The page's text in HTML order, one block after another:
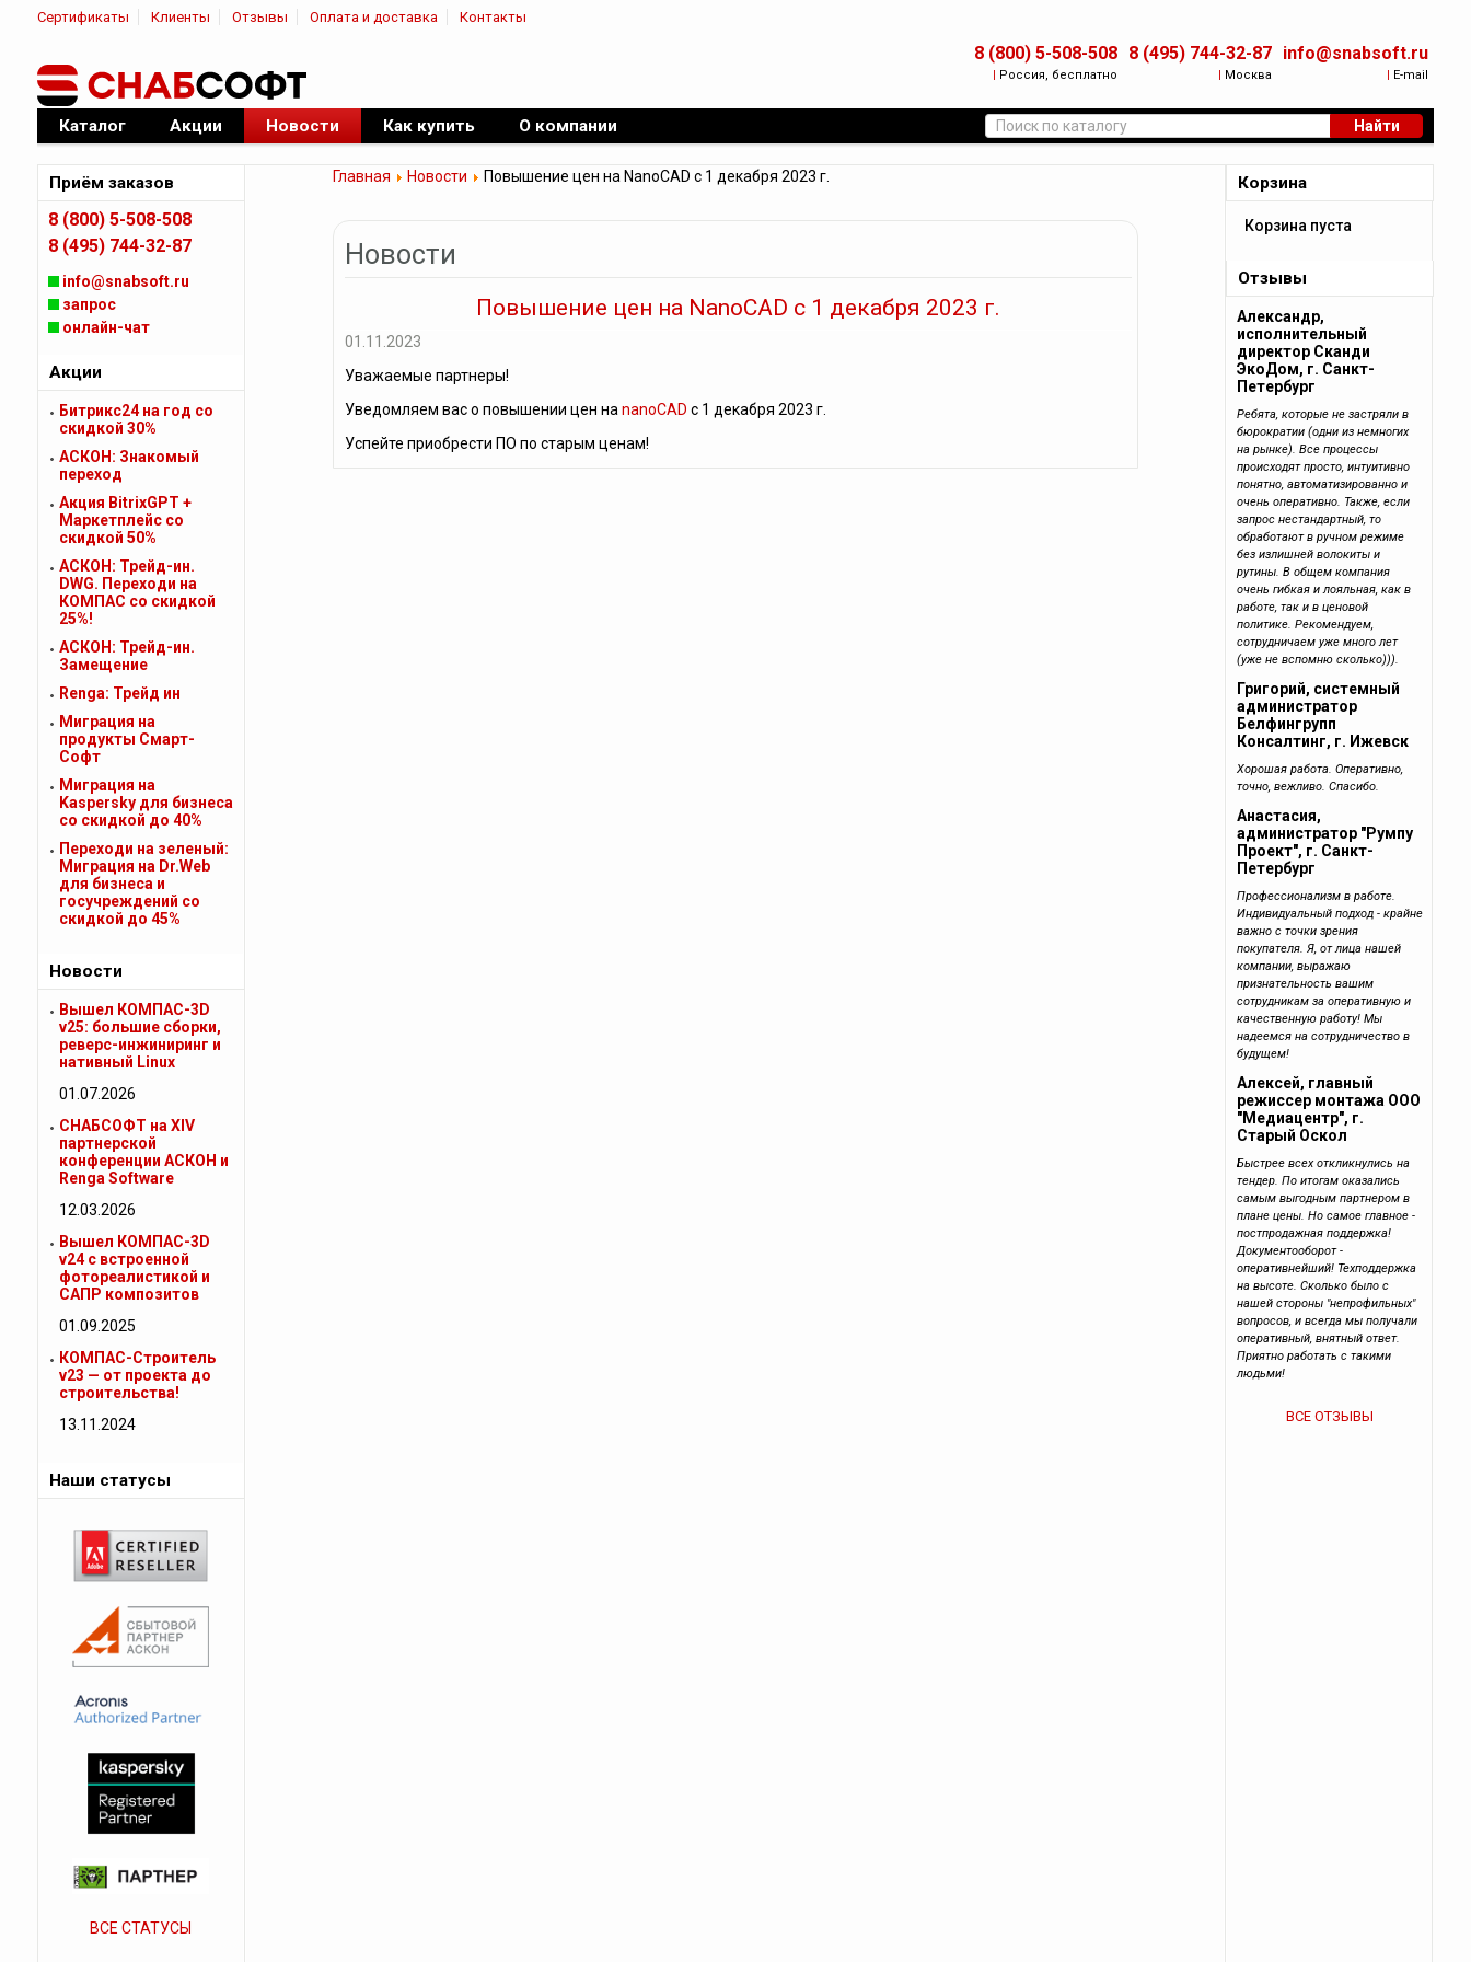
Сертификаты Клиенты Отзывы Оплата и доставка Контакты
8 (800) 5-508-508
| Россия, бесплатно
8 (495) 744-32-87
| Москва
info@snabsoft.ru
| E-mail
Официальный дилер ПО
Каталог Акции Новости Как купить О компании Найти
Главная Новости Повышение цен на NanoCAD c 1 декабря 2023 г.
Новости
Повышение цен на NanoCAD c 1 декабря 2023 г.
01.11.2023
Уважаемые партнеры!
Уведомляем вас о повышении цен на nanoCAD с 1 декабря 2023 г.
Успейте приобрести ПО по старым ценам!
Приём заказов
8 (800) 5-508-508
8 (495) 744-32-87
info@snabsoft.ru
запрос
онлайн-чат
Акции
Битрикс24 на год со
скидкой 30%
АСКОН: Знакомый
переход
Акция BitrixGPT +
Маркетплейс со
скидкой 50%
АСКОН: Трейд-ин.
DWG. Переходи на
КОМПАС со скидкой
25%!
АСКОН: Трейд-ин.
Замещение
Renga: Трейд ин
Миграция на
продукты Смарт-
Софт
Миграция на
Kaspersky для бизнеса
cо скидкой до 40%
Переходи на зеленый:
Миграция на Dr.Web
для бизнеса и
госучреждений cо
скидкой до 45%
Новости
Вышел КОМПАС-3D
v25: большие сборки,
реверс-инжиниринг и
нативный Linux
01.07.2026
СНАБСОФТ на XIV
партнерской
конференции АСКОН и
Renga Software
12.03.2026
Вышел КОМПАС-3D
v24 с встроенной
фотореалистикой и
САПР композитов
01.09.2025
КОМПАС-Строитель
v23 — от проекта до
строительства!
13.11.2024
Наши статусы
ВСЕ СТАТУСЫ
Корзина
Корзина пуста
Отзывы
Александр,
исполнительный
директор Сканди
ЭкоДом, г. Санкт-
Петербург
Ребята, которые не застряли в
бюрократии (одни из немногих
на рынке). Все процессы
происходят просто, интуитивно
понятно, автоматизированно и
очень оперативно. Также, если
запрос нестандартный, то
обработают в ручном режиме
без излишней волокиты и
рутины. В общем компания
очень гибкая и лояльная, как в
работе, так и в ценовой
политике. Рекомендуем,
сотрудничаем уже много лет
(уже не вспомню сколько))).
Григорий, системный
администратор
Белфингрупп
Консалтинг, г. Ижевск
Хорошая работа. Оперативно,
точно, вежливо. Спасибо.
Анастасия,
администратор "Румпу
Проект", г. Санкт-
Петербург
Профессионализм в работе.
Индивидуальный подход - крайне
важно с точки зрения
покупателя. Я, от лица нашей
компании, выражаю
признательность вашим
сотрудникам за оперативную и
качественную работу! Мы
надеемся на сотрудничество в
будущем!
Алексей, главный
режиссер монтажа ООО
"Медиацентр", г.
Старый Оскол
Быстрее всех откликнулись на
тендер. По итогам оказались
самым выгодным партнером в
плане цены. Но самое главное -
постпродажная поддержка!
Документооборот -
оперативнейший! Техподдержка
на высоте. Сколько было с
нашей стороны "непрофильных"
вопросов, и всегда мы получали
оперативный, внятный ответ.
Приятно работать с такими
людьми!
ВСЕ ОТЗЫВЫ